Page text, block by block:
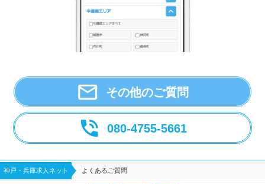
 その他のご質問
 080-4755-5661
神戸・兵庫求人ネット よくあるご質問